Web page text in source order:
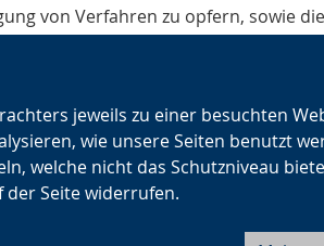
jeweils zu einer besuchten
wie unsere Seiten benutzt
welche nicht das Schutzniveau
der Seite widerrufen.
von Verfahren zu opfern, sowie die
westfälische
Kontakt